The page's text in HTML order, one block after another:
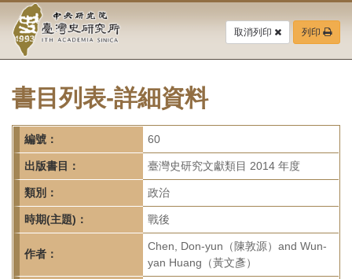
要
中
央
研
究
院-
臺
灣
史
研
取消列印 列印
書目列表-詳細資料
編號： 60
出版書目： 臺灣史研究文獻類目 2014 年度
類別： 政治
時期(主題)： 戰後
作者：
Chen, Don-yun（陳敦源）and Wun-
yan Huang（黃文彥）